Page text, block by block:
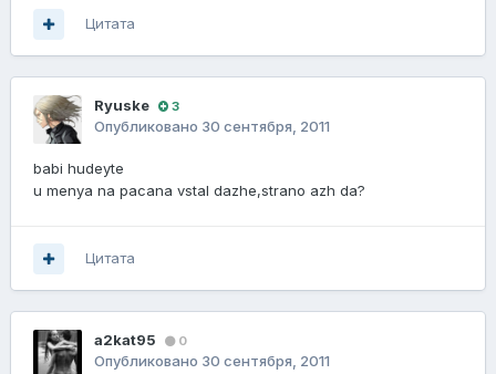
Цитата
Ryuske 3
Опубликовано 30 сентября, 2011
babi hudeyte
u menya na pacana vstal dazhe,strano azh da?
Цитата
a2kat95 0
Опубликовано 30 сентября, 2011